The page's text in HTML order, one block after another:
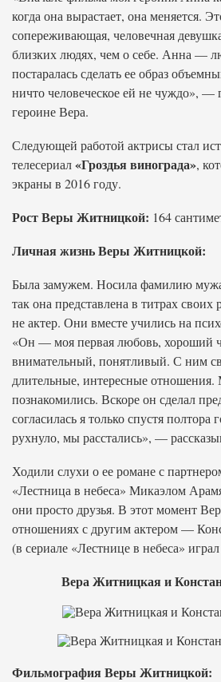
когда она вырастает, она меняется.
сопереживающая, человечная
близких людях, чем о себе. Анна —
постаралась сделать ее образ
ничто человеческое ей не чуждо», —
героине Вера.
Следующей работой актрисы стал
телесериал«Гроздья винограда»,
экраны в 2016 году.
Рост Веры Житницкой: 164
Личная жизнь Веры Житницкой:
Была замужем. Носила фамилию
так она представлена в титрах
не актер. Они вместе учились на
«Он — моя первая любовь, хороший
внимательный, понятливый. С ним
длительные, интересные отношения.
познакомились. Вскоре он сделал
согласилась я только спустя полтора
рухнуло, мы расстались», —
Ходили слухи о ее романе с
«Лестница в небеса» Микаэлом
они просто друзья. В этот момент
отношениях с другим актером —
(в сериале «Лестнице в небеса»
Вера Житницкая и
Фильмография Веры Житницкой: